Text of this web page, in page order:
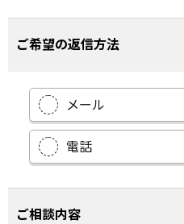
ご希望の返信方法
メール
電話
ご相談内容